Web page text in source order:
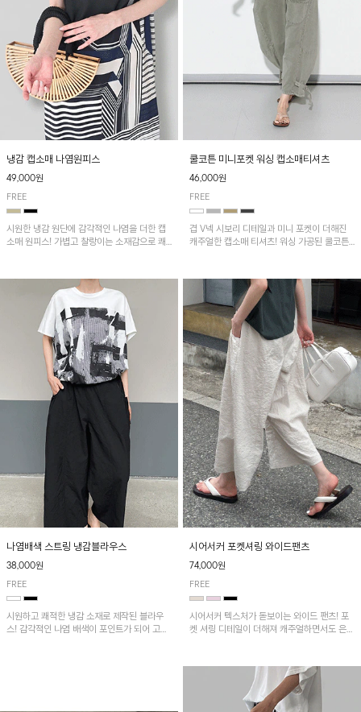
냉감 캡소매 나염원피스
49,000원
FREE
시원한 냉감 원단에 감각적인 나염을 더한 캡
소매 원피스! 가볍고 찰랑이는 소재감으로 쾌
쿨코튼 미니포켓 워싱 캡소매티셔츠
46,000원
FREE
겹 V넥 시보리 디테일과 미니 포켓이 더해진
캐주얼한 캡소매 티셔츠! 워싱 가공된 쿨코튼
나염배색 스트링 냉감블라우스
38,000원
FREE
시원하고 쾌적한 냉감 소재로 제작된 블라우
스! 감각적인 나염 배색이 포인트가 되어 고급
시어서커 포켓셔링 와이드팬츠
74,000원
FREE
시어서커 텍스처가 돋보이는 와이드 팬츠! 포
켓 셔링 디테일이 더해져 캐주얼하면서도 은은
다. 가볍고 쾌적한 착용감으로 여름철 데일리
아이템으로 활용하기 좋아요~